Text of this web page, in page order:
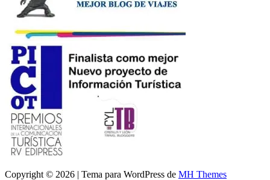
Copyright © 2026 | Tema para WordPress de MH Themes